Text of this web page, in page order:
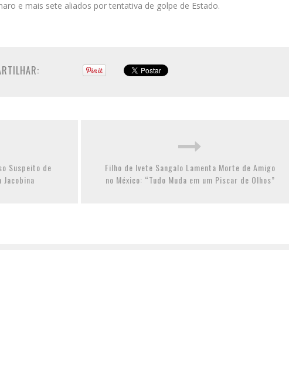
e mais sete aliados por tentativa de golpe de Estado.
Suspeito de
Filho de Ivete Sangalo Lamenta Morte de Amigo
no México: “Tudo Muda em um Piscar de Olhos”